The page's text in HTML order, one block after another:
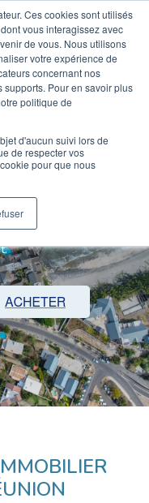
Ces cookies sont utilisés
vous interagissez avec
de vous. Nous utilisons
votre expérience de
concernant nos
supports. Pour en savoir plus
politique de
d'aucun suivi lors de
de respecter vos
pour que nous
La Réunion
diversifier votre
vous accompagne
réussir votre